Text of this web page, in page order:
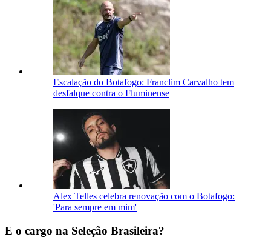
Escalação do Botafogo: Franclim Carvalho tem
desfalque contra o Fluminense
Alex Telles celebra renovação com o Botafogo:
'Para sempre em mim'
E o cargo na Seleção Brasileira?